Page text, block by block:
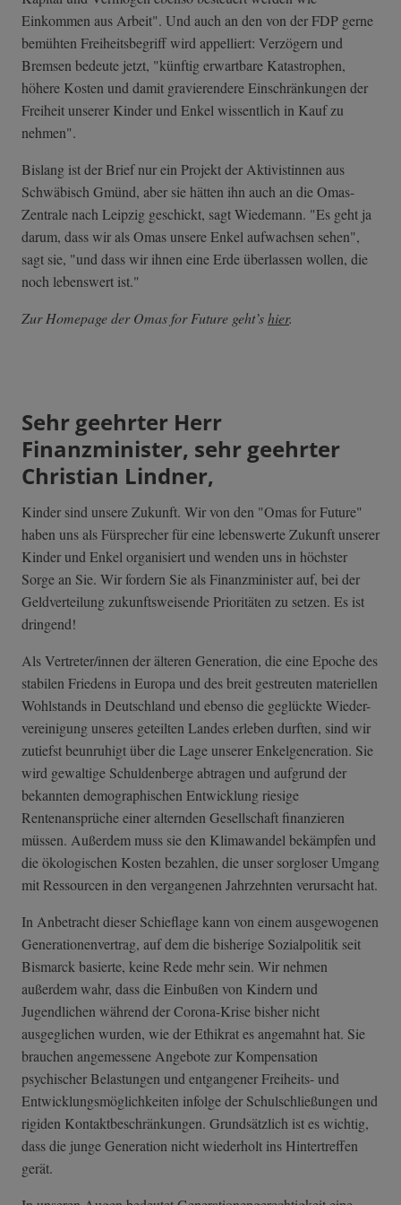
Einkommen aus Arbeit". Und auch an den von der FDP gerne
bemühten Freiheitsbegriff wird appelliert: Verzögern und
Bremsen bedeute jetzt, "künftig erwartbare Katastrophen,
höhere Kosten und damit gravierendere Einschränkungen der
Freiheit unserer Kinder und Enkel wissentlich in Kauf zu
nehmen".
Bislang ist der Brief nur ein Projekt der Aktivistinnen aus
Schwäbisch Gmünd, aber sie hätten ihn auch an die Omas-
Zentrale nach Leipzig geschickt, sagt Wiedemann. "Es geht ja
darum, dass wir als Omas unsere Enkel aufwachsen sehen",
sagt sie, "und dass wir ihnen eine Erde überlassen wollen, die
noch lebenswert ist."
Zur Homepage der Omas for Future geht’shier.
Sehr geehrter Herr
Finanzminister, sehr geehrter
Christian Lindner,
Kinder sind unsere Zukunft. Wir von den "Omas for Future"
haben uns als Fürsprecher für eine lebenswerte Zukunft unserer
Kinder und Enkel organisiert und wenden uns in höchster
Sorge an Sie. Wir fordern Sie als Finanzminister auf, bei der
Geldverteilung zukunftsweisende Prioritäten zu setzen. Es ist
dringend!
Als Vertreter/innen der älteren Generation, die eine Epoche des
stabilen Friedens in Europa und des breit gestreuten materiellen
Wohlstands in Deutschland und ebenso die geglückte Wieder-
vereinigung unseres geteilten Landes erleben durften, sind wir
zutiefst beunruhigt über die Lage unserer Enkelgeneration. Sie
wird gewaltige Schuldenberge abtragen und aufgrund der
bekannten demographischen Entwicklung riesige
Rentenansprüche einer alternden Gesellschaft finanzieren
müssen. Außerdem muss sie den Klimawandel bekämpfen und
die ökologischen Kosten bezahlen, die unser sorgloser Umgang
mit Ressourcen in den vergangenen Jahrzehnten verursacht hat.
In Anbetracht dieser Schieflage kann von einem ausgewogenen
Generationenvertrag, auf dem die bisherige Sozialpolitik seit
Bismarck basierte, keine Rede mehr sein. Wir nehmen
außerdem wahr, dass die Einbußen von Kindern und
Jugendlichen während der Corona-Krise bisher nicht
ausgeglichen wurden, wie der Ethikrat es angemahnt hat. Sie
brauchen angemessene Angebote zur Kompensation
psychischer Belastungen und entgangener Freiheits- und
Entwicklungsmöglichkeiten infolge der Schulschließungen und
rigiden Kontaktbeschränkungen. Grundsätzlich ist es wichtig,
dass die junge Generation nicht wiederholt ins Hintertreffen
gerät.